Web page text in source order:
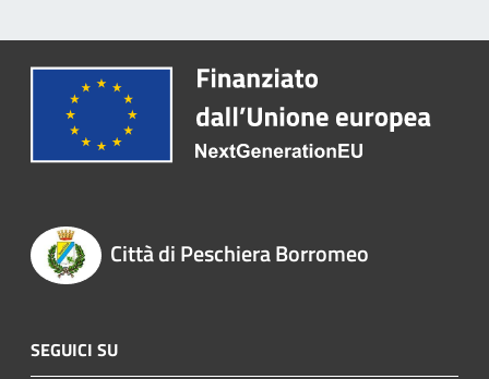
Città di Peschiera Borromeo
SEGUICI SU